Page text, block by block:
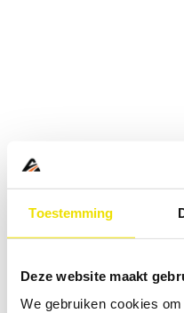
Toestemming
Deze website maakt
We gebruiken cookies